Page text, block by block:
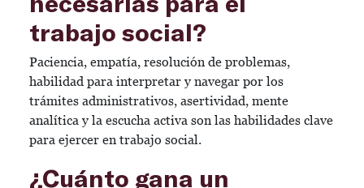
trabajo social?
Paciencia, empatía, resolución de problemas,
habilidad para interpretar y navegar por los
trámites administrativos, asertividad, mente
analítica y la escucha activa son las habilidades clave
para ejercer en trabajo social.
¿Cuánto gana un